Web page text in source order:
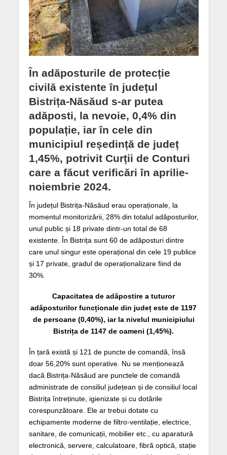
În adăposturile de protecție
civilă existente în județul
Bistrița-Năsăud s-ar putea
adăposti, la nevoie, 0,4% din
populație, iar în cele din
municipiul reședință de județ
1,45%, potrivit Curții de Conturi
care a făcut verificări în aprilie-
noiembrie 2024.
În județul Bistrița-Năsăud erau operaționale, la
momentul monitorizării, 28% din totalul adăposturilor,
unul public și 18 private dintr-un total de 68
existente. În Bistrița sunt 60 de adăposturi dintre
care unul singur este operațional din cele 19 publice
și 17 private, gradul de operaționalizare fiind de
30%.
Capacitatea de adăpostire a tuturor
adăposturilor funcționale din județ este de 1197
de persoane (0,40%), iar la nivelul municipiului
Bistrița de 1147 de oameni (1,45%).
În țară există și 121 de puncte de comandă, însă
doar 56,20% sunt operative. Nu se menționează
dacă Bistrița-Năsăud are punctele de comandă
administrate de consiliul județean și de consiliul local
Bistrița întreținute, igienizate și cu dotările
corespunzătoare. Ele ar trebui dotate cu
echipamente moderne de filtro-ventilație, electrice,
sanitare, de comunicații, mobilier etc., cu aparatură
electronică, servere, calculatoare, fibră optică, stație